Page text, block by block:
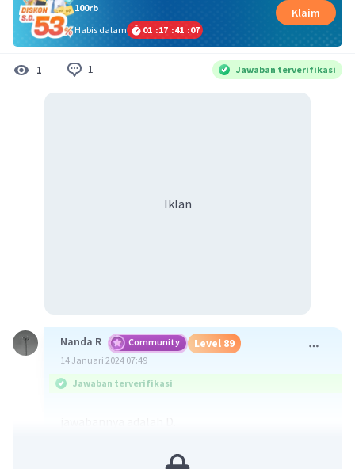
100rb
Habis dalam
01 :17 :41 :06
Klaim
1 1 Jawaban terverifikasi
Iklan
Nanda R Community Level 89
14 Januari 2024 07:49
Jawaban terverifikasi
Konflik ini melibatkan pertentangan antara